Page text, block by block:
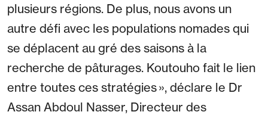
plusieurs régions. De plus, nous avons un
autre défi avec les populations nomades qui
se déplacent au gré des saisons à la
recherche de pâturages. Koutouho fait le lien
entre toutes ces stratégies », déclare le Dr
Assan Abdoul Nasser, Directeur des